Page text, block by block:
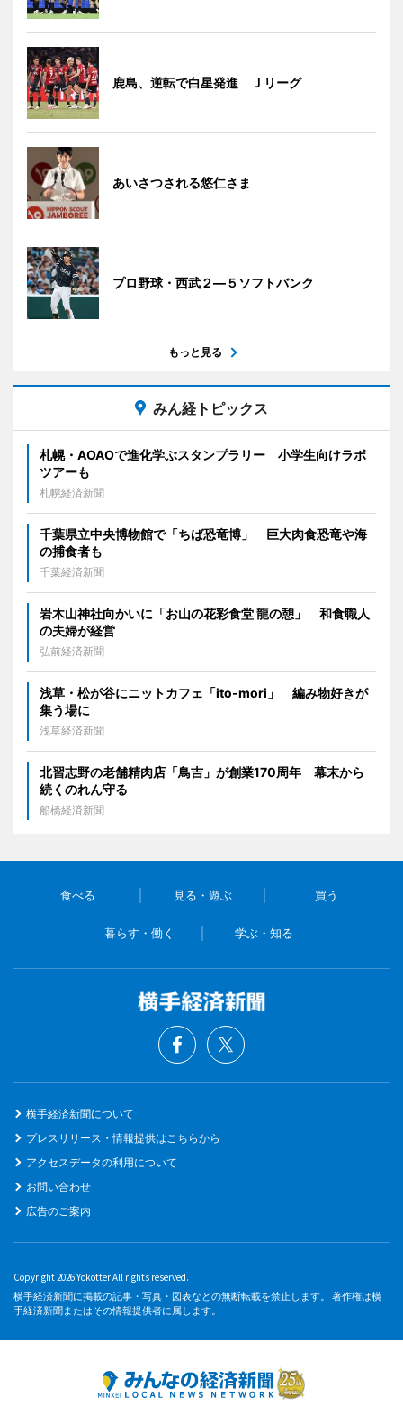
鹿島、逆転で白星発進 Ｊリーグ
あいさつされる悠仁さま
プロ野球・西武２―５ソフトバンク
もっと見る
みん経トピックス
札幌・AOAOで進化学ぶスタンプラリー 小学生向けラボ
ツアーも
札幌経済新聞
千葉県立中央博物館で「ちば恐竜博」 巨大肉食恐竜や海
の捕食者も
千葉経済新聞
岩木山神社向かいに「お山の花彩食堂 龍の憩」 和食職人
の夫婦が経営
弘前経済新聞
浅草・松が谷にニットカフェ「ito-mori」 編み物好きが
集う場に
浅草経済新聞
北習志野の老舗精肉店「鳥吉」が創業170周年 幕末から
続くのれん守る
船橋経済新聞
食べる 見る・遊ぶ 買う
暮らす・働く 学ぶ・知る
横手経済新聞について
プレスリリース・情報提供はこちらから
アクセスデータの利用について
お問い合わせ
広告のご案内
Copyright 2026 Yokotter All rights reserved.
横手経済新聞に掲載の記事・写真・図表などの無断転載を禁止します。 著作権は横
手経済新聞またはその情報提供者に属します。